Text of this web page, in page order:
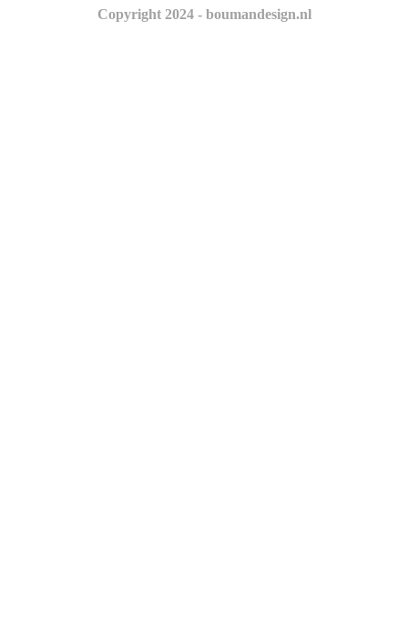
Copyright 2024 - boumandesign.nl